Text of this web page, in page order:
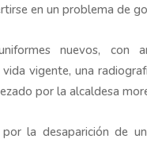
en un problema de
nuevos, con
vigente, una
por la alcaldesa
la desaparición de